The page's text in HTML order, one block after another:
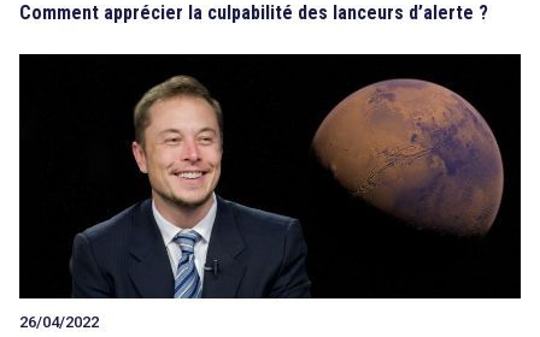
Comment apprécier la culpabilité des lanceurs d’alerte ?
26/04/2022